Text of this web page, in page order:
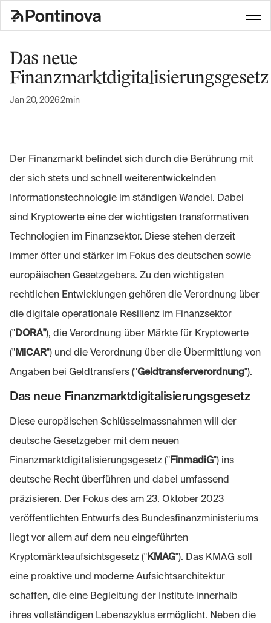
Das neue
Finanzmarktdigitalisierungsgesetz
Jan 20, 20262min
Der Finanzmarkt befindet sich durch die Berührung mit
der sich stets und schnell weiterentwickelnden
Informationstechnologie im ständigen Wandel. Dabei
sind Kryptowerte eine der wichtigsten transformativen
Technologien im Finanzsektor. Diese stehen derzeit
immer öfter und stärker im Fokus des deutschen sowie
europäischen Gesetzgebers. Zu den wichtigsten
rechtlichen Entwicklungen gehören die Verordnung über
die digitale operationale Resilienz im Finanzsektor
("DORA"), die Verordnung über Märkte für Kryptowerte
("MiCAR") und die Verordnung über die Übermittlung von
Angaben bei Geldtransfers ("Geldtransferverordnung").
Das neue Finanzmarktdigitalisierungsgesetz
Diese europäischen Schlüsselmassnahmen will der
deutsche Gesetzgeber mit dem neuen
Finanzmarktdigitalisierungsgesetz ("FinmadiG") ins
deutsche Recht überführen und dabei umfassend
präzisieren. Der Fokus des am 23. Oktober 2023
veröffentlichten Entwurfs des Bundesfinanzministeriums
liegt vor allem auf dem neu eingeführten
Kryptomärkteaufsichtsgesetz ("KMAG"). Das KMAG soll
eine proaktive und moderne Aufsichtsarchitektur
schaffen, die eine Begleitung der Institute innerhalb
ihres vollständigen Lebenszyklus ermöglicht. Neben die